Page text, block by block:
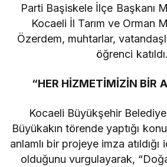
Parti Başiskele İlçe Başkanı
Kocaeli İl Tarım ve Orman
Özerdem, muhtarlar,
öğrenci katıldı.
“HER HİZMETİMİZİN BİR
Kocaeli Büyükşehir
Büyükakın törende yaptığı
anlamlı bir projeye imza atıldığı
olduğunu vurgulayarak,